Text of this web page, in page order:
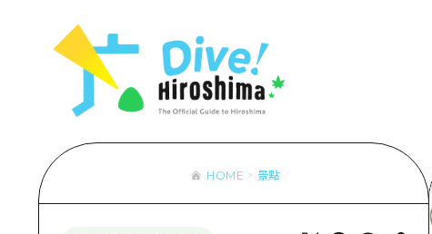
超值遊覽門票
行李寄存及運送
HOME 景點